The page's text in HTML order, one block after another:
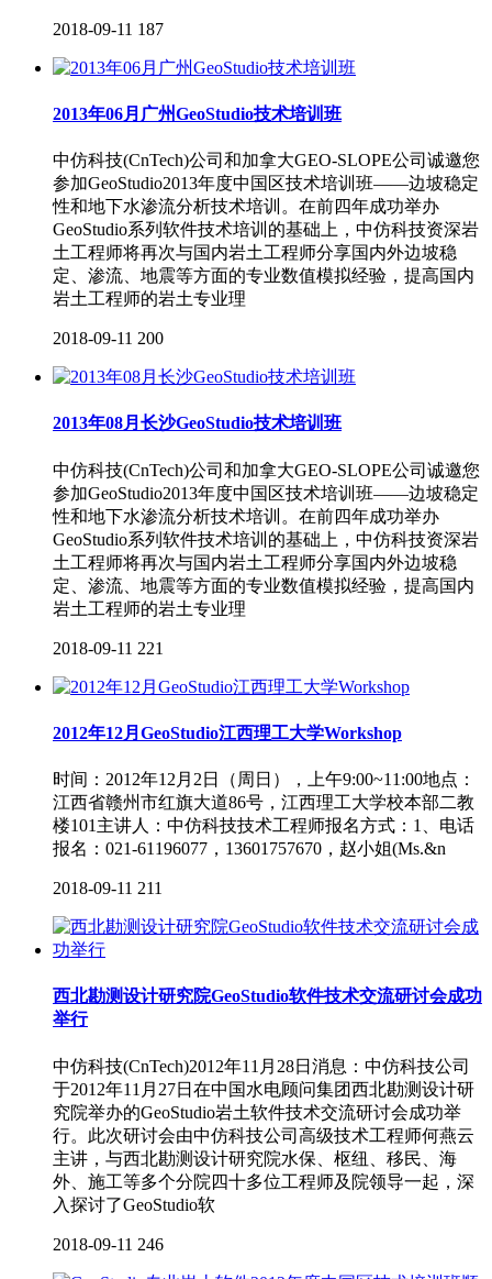
2018-09-11 187
2013年06月广州GeoStudio技术培训班
中仿科技(CnTech)公司和加拿大GEO-SLOPE公司诚邀您
参加GeoStudio2013年度中国区技术培训班——边坡稳定
性和地下水渗流分析技术培训。在前四年成功举办
GeoStudio系列软件技术培训的基础上，中仿科技资深岩
土工程师将再次与国内岩土工程师分享国内外边坡稳
定、渗流、地震等方面的专业数值模拟经验，提高国内
岩土工程师的岩土专业理
2018-09-11 200
2013年08月长沙GeoStudio技术培训班
中仿科技(CnTech)公司和加拿大GEO-SLOPE公司诚邀您
参加GeoStudio2013年度中国区技术培训班——边坡稳定
性和地下水渗流分析技术培训。在前四年成功举办
GeoStudio系列软件技术培训的基础上，中仿科技资深岩
土工程师将再次与国内岩土工程师分享国内外边坡稳
定、渗流、地震等方面的专业数值模拟经验，提高国内
岩土工程师的岩土专业理
2018-09-11 221
2012年12月GeoStudio江西理工大学Workshop
时间：2012年12月2日（周日），上午9:00~11:00地点：
江西省赣州市红旗大道86号，江西理工大学校本部二教
楼101主讲人：中仿科技技术工程师报名方式：1、电话
报名：021-61196077，13601757670，赵小姐(Ms.&n
2018-09-11 211
西北勘测设计研究院GeoStudio软件技术交流研讨会成功
举行
中仿科技(CnTech)2012年11月28日消息：中仿科技公司
于2012年11月27日在中国水电顾问集团西北勘测设计研
究院举办的GeoStudio岩土软件技术交流研讨会成功举
行。此次研讨会由中仿科技公司高级技术工程师何燕云
主讲，与西北勘测设计研究院水保、枢纽、移民、海
外、施工等多个分院四十多位工程师及院领导一起，深
入探讨了GeoStudio软
2018-09-11 246